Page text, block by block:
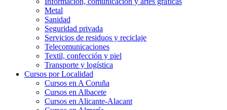
Metal
Sanidad
Seguridad privada
Servicios de residuos y reciclaje
Telecomunicaciones
Textil, confección y piel
Transporte y logística
Cursos por Localidad
Cursos en A Coruña
Cursos en Albacete
Cursos en Alicante-Alacant